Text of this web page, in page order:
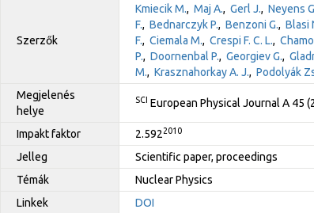
Szerzők
Kmiecik M., Maj A., Gerl J., Neyens
F., Bednarczyk P., Benzoni G., Blasi
F., Ciemala M., Crespi F. C. L.,
P., Doornenbal P., Georgiev G.,
M., Krasznahorkay A. J., Podolyák
Megjelenés
helye
SCI European Physical Journal A 45
Impakt faktor 2.5922010
Jelleg
Scientific paper, proceedings
Témák
Nuclear Physics
Linkek
DOI